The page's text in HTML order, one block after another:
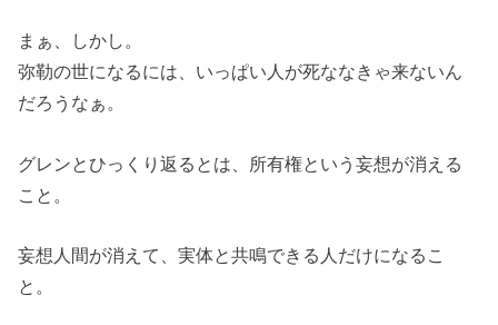
まぁ、しかし。
弥勒の世になるには、いっぱい人が死ななきゃ来ないん
だろうなぁ。
グレンとひっくり返るとは、所有権という妄想が消える
こと。
妄想人間が消えて、実体と共鳴できる人だけになるこ
と。